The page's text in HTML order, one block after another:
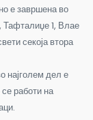
е завршена во
Тафталиџе 1, Влае
секоја втора
најголем дел е
работи на